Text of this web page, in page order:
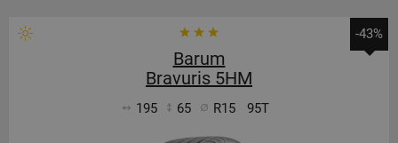
-43%
Barum
Bravuris 5HM
195 65 R15 95T